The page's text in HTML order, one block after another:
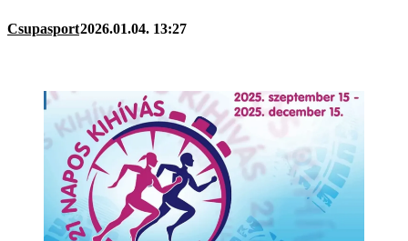
Csupasport2026.01.04. 13:27